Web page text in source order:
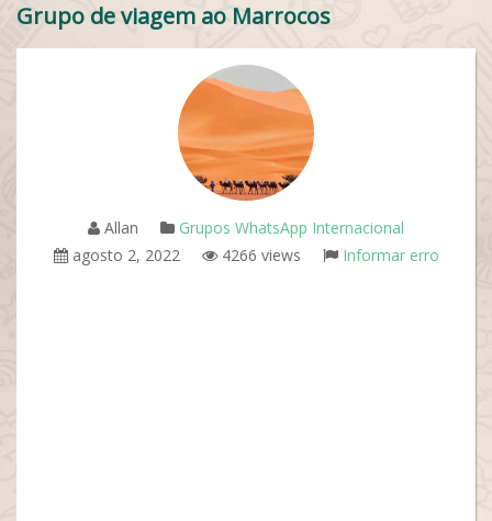
Grupo de viagem ao Marrocos
Allan
Grupos WhatsApp Internacional
agosto 2, 2022
4266 views Informar erro